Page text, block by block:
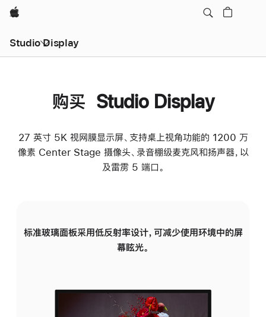
Apple
Studio Display
购买 Studio Display
27 英寸 5K 视网膜显示屏、支持桌上视角功能的 1200 万
像素 Center Stage 摄像头、录音棚级麦克风和扬声器，以
及雷雳 5 端口。
标准玻璃面板采用低反射率设计，可减少使用环境中的屏
幕眩光。